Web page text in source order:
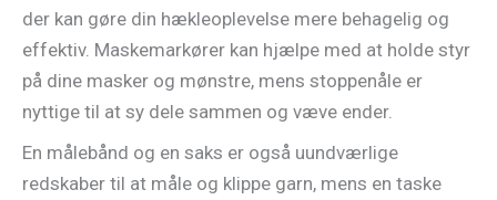
der kan gøre din hækleoplevelse mere behagelig og
effektiv. Maskemarkører kan hjælpe med at holde styr
på dine masker og mønstre, mens stoppenåle er
nyttige til at sy dele sammen og væve ender.
En målebånd og en saks er også uundværlige
redskaber til at måle og klippe garn, mens en taske